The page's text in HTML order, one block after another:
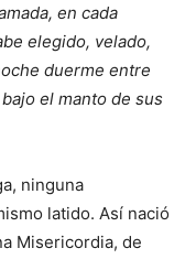
en cada
elegido, velado,
duerme entre
el manto de sus
ninguna
latido. Así nació
Misericordia, de